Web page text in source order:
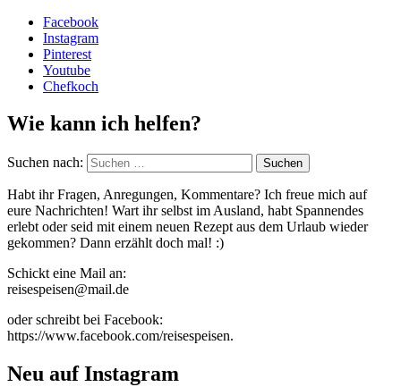
Facebook
Instagram
Pinterest
Youtube
Chefkoch
Wie kann ich helfen?
Suchen nach:
Habt ihr Fragen, Anregungen, Kommentare? Ich freue mich auf
eure Nachrichten! Wart ihr selbst im Ausland, habt Spannendes
erlebt oder seid mit einem neuen Rezept aus dem Urlaub wieder
gekommen? Dann erzählt doch mal! :)
Schickt eine Mail an:
reisespeisen@mail.de
oder schreibt bei Facebook:
https://www.facebook.com/reisespeisen.
Neu auf Instagram